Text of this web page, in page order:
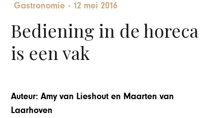
Gastronomie - 12 mei 2016
Bediening in de horeca
is een vak
Auteur: Amy van Lieshout en Maarten van
Laarhoven